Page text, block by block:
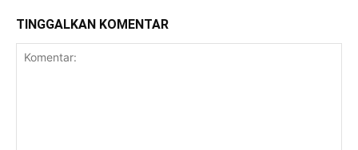
TINGGALKAN KOMENTAR